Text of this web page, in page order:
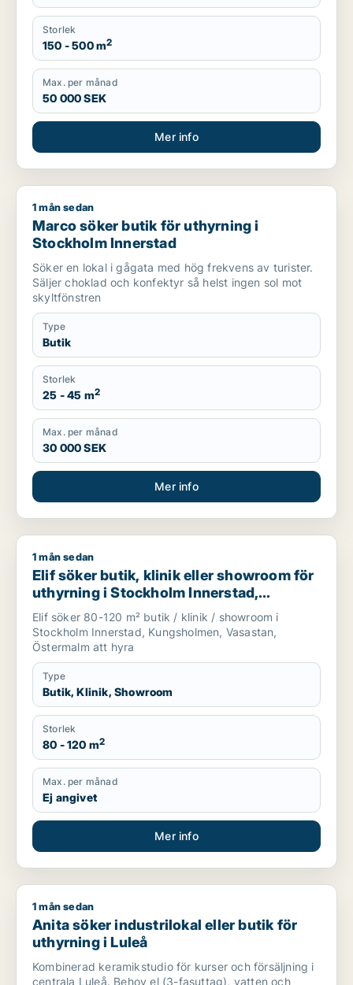
Storlek
150 - 500 m2
Max. per månad
50 000 SEK
Mer info
Marco söker butik för uthyrning i Stockholm Innerstad
1 mån sedan
Marco söker butik för uthyrning i
Stockholm Innerstad
Söker en lokal i gågata med hög frekvens av turister.
Säljer choklad och konfektyr så helst ingen sol mot
skyltfönstren
Type
Butik
Storlek
25 - 45 m2
Max. per månad
30 000 SEK
Mer info
Elif söker butik, klinik eller showroom för uthyrning i
1 mån sedan
Elif söker butik, klinik eller showroom för
uthyrning i Stockholm Innerstad,
Kungsholmen eller Vasastan m.fl.
Elif söker 80-120 m² butik / klinik / showroom i
Stockholm Innerstad, Kungsholmen, Vasastan,
Östermalm att hyra
Type
Butik, Klinik, Showroom
Storlek
80 - 120 m2
Max. per månad
Ej angivet
Mer info
Anita söker industrilokal eller butik för uthyrning i Luleå
1 mån sedan
Anita söker industrilokal eller butik för
uthyrning i Luleå
Kombinerad keramikstudio för kurser och försäljning i
centrala Luleå. Behov el (3-fasuttag), vatten och